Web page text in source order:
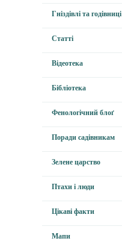
Гніздівлі та годівниці
Статті
Відеотека
Бібліотека
Фенологічний блоґ
Поради садівникам
Зелене царство
Птахи і люди
Цікаві факти
Мапи